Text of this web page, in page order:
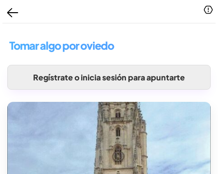
Tomar algo por oviedo
Regístrate o inicia sesión para apuntarte